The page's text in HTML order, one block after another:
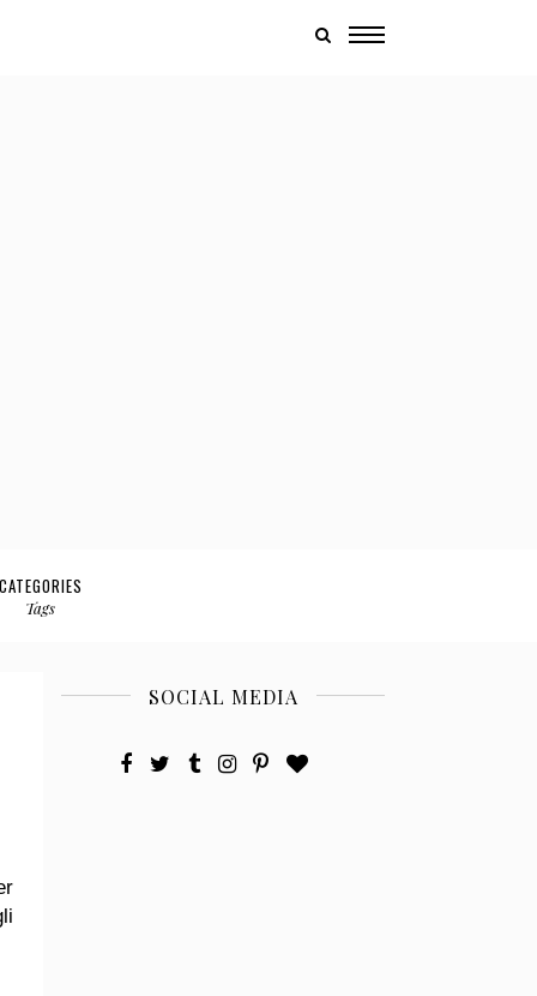
Tags
SOCIAL MEDIA